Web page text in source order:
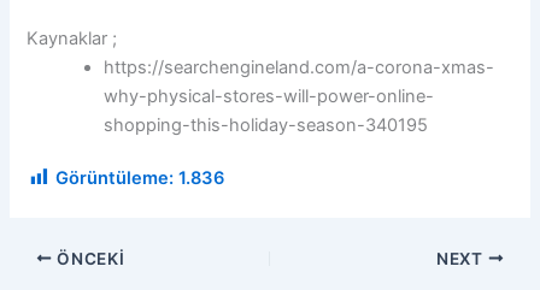
Kaynaklar ;
https://searchengineland.com/a-corona-xmas-
why-physical-stores-will-power-online-
shopping-this-holiday-season-340195
Görüntüleme: 1.836
ÖNCEKI NEXT